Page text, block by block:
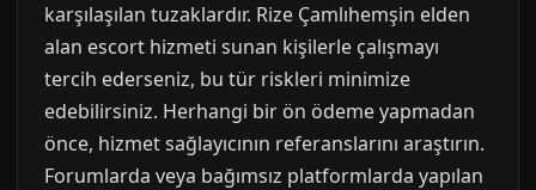
karşılaşılan tuzaklardır. Rize Çamlıhemşin elden
alan escort hizmeti sunan kişilerle çalışmayı
tercih ederseniz, bu tür riskleri minimize
edebilirsiniz. Herhangi bir ön ödeme yapmadan
önce, hizmet sağlayıcının referanslarını araştırın.
Forumlarda veya bağımsız platformlarda yapılan